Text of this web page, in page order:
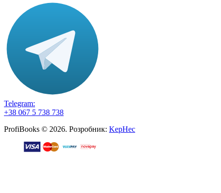
Telegram:
+38 067 5 738 738
ProfiBooks © 2026. Розробник: KepHec